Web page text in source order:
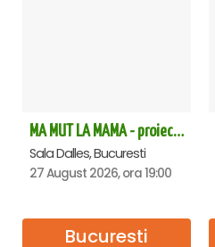
MA MUT LA MAMA - proiectie film Dalles
Sala Dalles, Bucuresti
27 August 2026, ora 19:00
Bucuresti